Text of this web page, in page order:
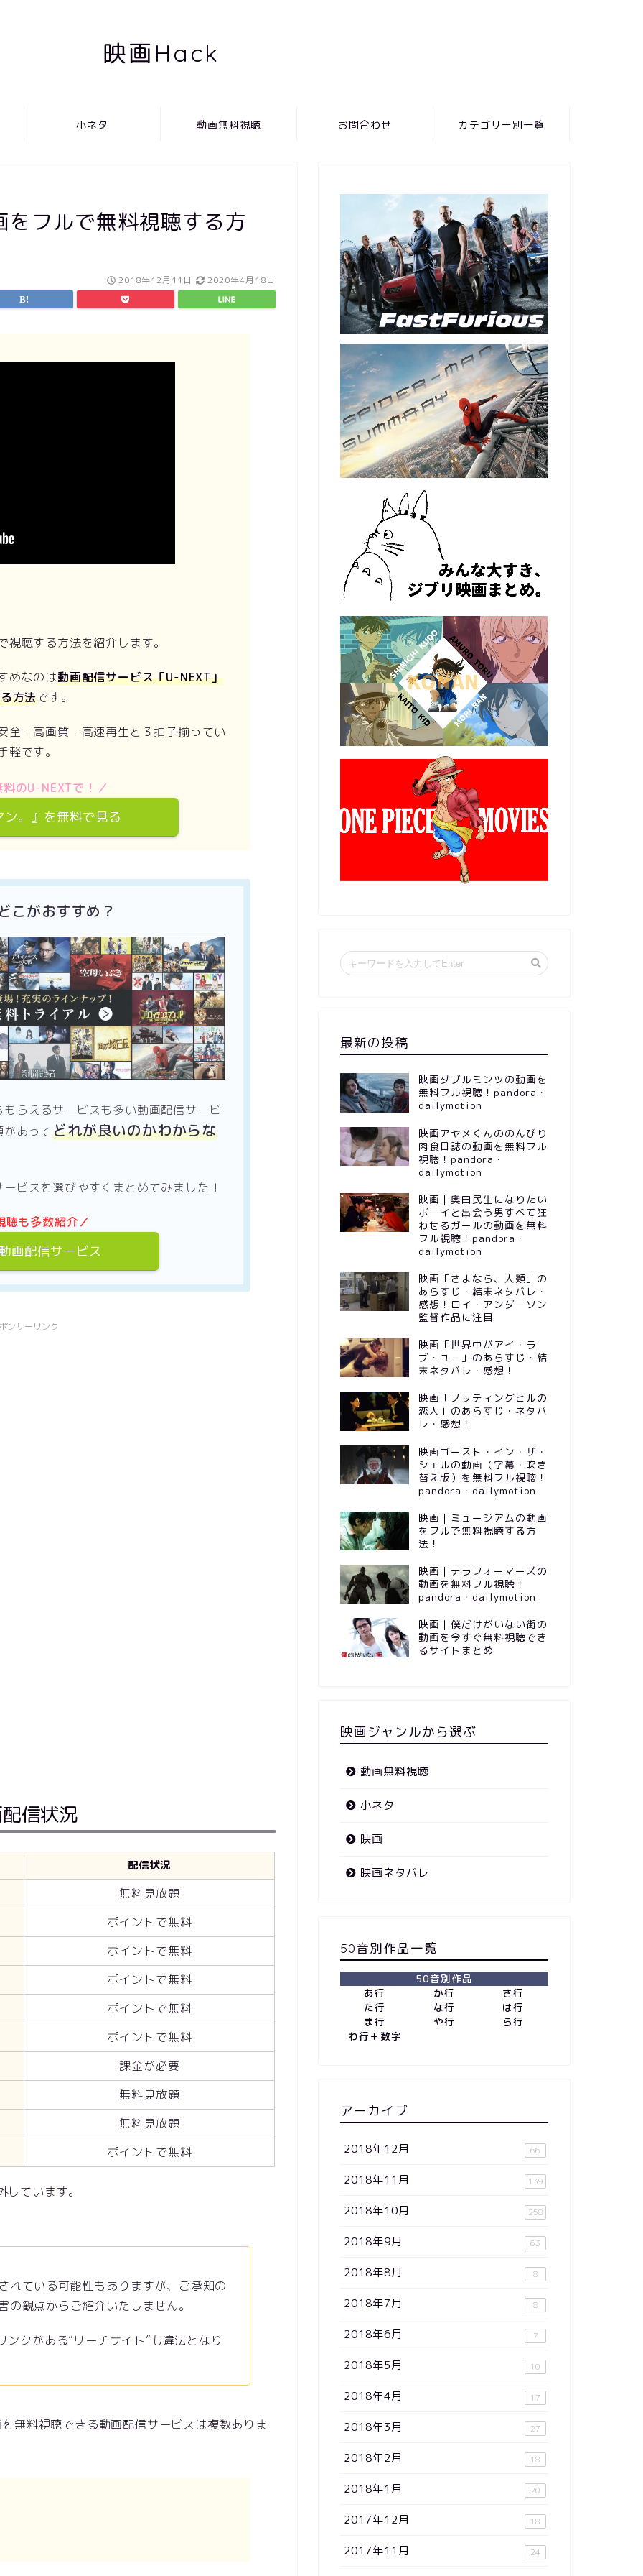
映画Hack
小ネタ 動画無料視聴 お問合わせ カテゴリー別一覧
フルで無料視聴する方
2018年12月11日 2020年4月18日
聴する方法を紹介します。
めなのは動画配信サービス「U-NEXT」
方法です。
全・高画質・高速再生と３拍子揃ってい
です。
のU-NEXTで！／
。』を無料で見る
こがおすすめ？
らえるサービスも多い動画配信サービ
があってどれが良いのかわからな
ビスを選びやすくまとめてみました！
聴も多数紹介／
画配信サービス
ンサーリンク
信状況
配信状況
無料見放題
ポイントで無料
ポイントで無料
ポイントで無料
ポイントで無料
ポイントで無料
課金が必要
無料見放題
無料見放題
ポイントで無料
ています。
れている可能性もありますが、ご承知の
観点からご紹介いたしません。
クがある”リーチサイト”も違法となり
無料視聴できる動画配信サービスは複数ありま
最新の投稿
映画ダブルミンツの動画を
無料フル視聴！pandora・
dailymotion
映画アヤメくんののんびり
肉食日誌の動画を無料フル
視聴！pandora・
dailymotion
映画｜奥田民生になりたい
ボーイと出会う男すべて狂
わせるガールの動画を無料
フル視聴！pandora・
dailymotion
映画「さよなら、人類」の
あらすじ・結末ネタバレ・
感想！ロイ・アンダーソン
監督作品に注目
映画「世界中がアイ・ラ
ブ・ユー」のあらすじ・結
末ネタバレ・感想！
映画「ノッティングヒルの
恋人」のあらすじ・ネタバ
レ・感想！
映画ゴースト・イン・ザ・
シェルの動画（字幕・吹き
替え版）を無料フル視聴！
pandora・dailymotion
映画｜ミュージアムの動画
をフルで無料視聴する方
法！
映画｜テラフォーマーズの
動画を無料フル視聴！
pandora・dailymotion
映画｜僕だけがいない街の
動画を今すぐ無料視聴でき
るサイトまとめ
映画ジャンルから選ぶ
動画無料視聴
小ネタ
映画
映画ネタバレ
50音別作品一覧
50音別作品
あ行
か行
さ行
た行
な行
は行
ま行
や行
ら行
わ行＋数字
アーカイブ
2018年12月 66
2018年11月 139
2018年10月 258
2018年9月 63
2018年8月 8
2018年7月 8
2018年6月 7
2018年5月 10
2018年4月 17
2018年3月 27
2018年2月 18
2018年1月 20
2017年12月 18
2017年11月 24